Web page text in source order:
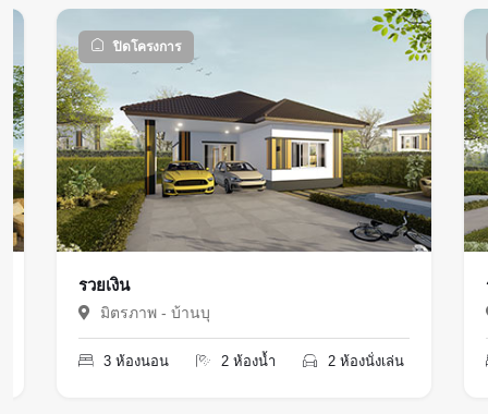
ปิดโครงการ
รวยเงิน
มิตรภาพ - บ้านบุ
3 ห้องนอน 2 ห้องน้ำ 2 ห้องนั่งเล่น